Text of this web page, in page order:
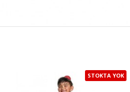
STOKTA YOK